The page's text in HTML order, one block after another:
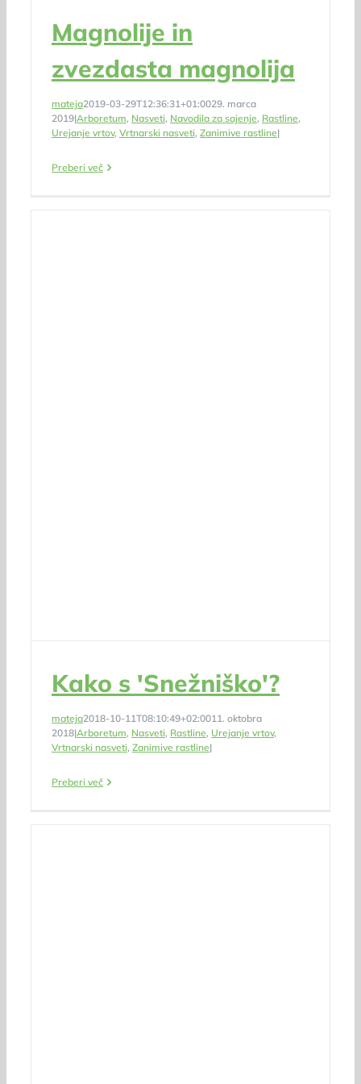
Magnolije in
zvezdasta magnolija
mateja2019-03-29T12:36:31+01:0029. marca
2019|Arboretum, Nasveti, Navodila za sajenje, Rastline,
Urejanje vrtov, Vrtnarski nasveti, Zanimive rastline|
Preberi več
Kako s 'Snežniško'?
mateja2018-10-11T08:10:49+02:0011. oktobra
2018|Arboretum, Nasveti, Rastline, Urejanje vrtov,
Vrtnarski nasveti, Zanimive rastline|
Preberi več